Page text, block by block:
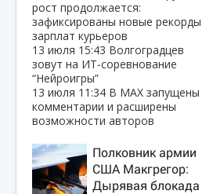
рост продолжается:
зафиксированы новые рекорды
зарплат курьеров
13 июля 15:43 Волгоградцев
зовут на ИТ‑соревнование
“Нейроигры”
13 июля 11:34 В МАХ запущены
комментарии и расширены
возможности авторов
Полковник армии
США Макгрегор:
Дырявая блокада